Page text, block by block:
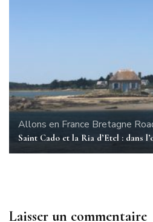
Allons en France Bretagne
Saint Cado et la Ria d’Etel : dans
Laisser un commentaire